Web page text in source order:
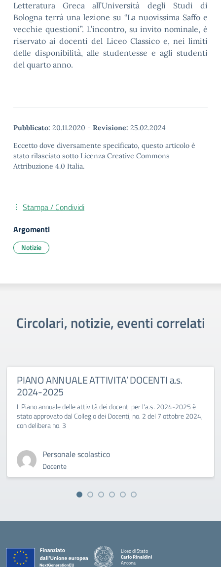
Letteratura Greca all’Università degli Studi di
Bologna terrà una lezione su “La nuovissima Saffo e
vecchie questioni”. L’incontro, su invito nominale, è
riservato ai docenti del Liceo Classico e, nei limiti
delle disponibilità, alle studentesse e agli studenti
del quarto anno.
Pubblicato: 20.11.2020 - Revisione: 25.02.2024
Eccetto dove diversamente specificato, questo articolo è
stato rilasciato sotto Licenza Creative Commons
Attribuzione 4.0 Italia.
Stampa / Condividi
Argomenti
Notizie
Circolari, notizie, eventi correlati
PIANO ANNUALE ATTIVITA’ DOCENTI a.s.
2024-2025
Il Piano annuale delle attività dei docenti per l'a.s. 2024-2025 è
stato approvato dal Collegio dei Docenti, no. 2 del 7 ottobre 2024,
con delibera no. 3
Personale scolastico
Docente
Liceo di Stato
Carlo Rinaldini
Ancona